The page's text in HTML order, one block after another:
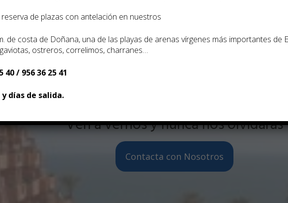
Ven a vernos y nunca nos olvidarás
Contacta con Nosotros
de plazas con antelación en nuestros
de costa de Doñana, una de las playas de arenas ví­rgenes más importantes
ostreros, correlimos, charranes…
/ 956 36 25 41
días de salida.